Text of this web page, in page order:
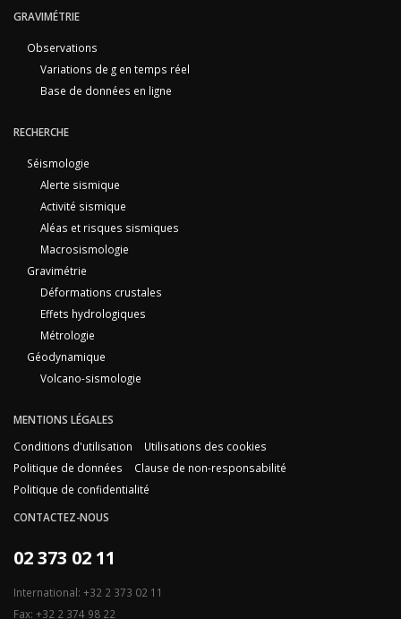
GRAVIMÉTRIE
Observations
Variations de g en temps réel
Base de données en ligne
RECHERCHE
Séismologie
Alerte sismique
Activité sismique
Aléas et risques sismiques
Macrosismologie
Gravimétrie
Déformations crustales
Effets hydrologiques
Métrologie
Géodynamique
Volcano-sismologie
MENTIONS LÉGALES
Conditions d'utilisation
Utilisations des cookies
Politique de données
Clause de non-responsabilité
Politique de confidentialité
CONTACTEZ-NOUS
02 373 02 11
International: +32 2 373 02 11
Fax: +32 2 374 98 22